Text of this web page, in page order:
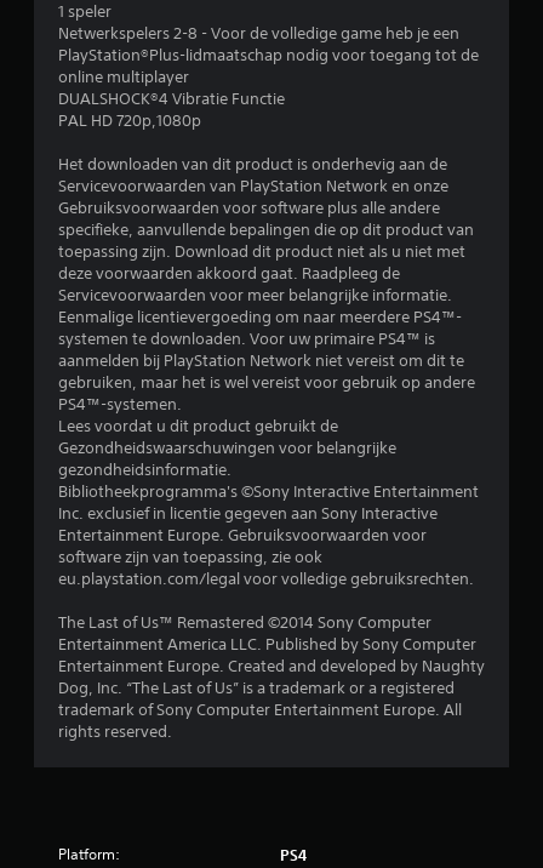
n
.
6
/
5
s
t
r
e
u
i
t
1 speler
Netwerkspelers 2-8 - Voor de volledige game heb je een
PlayStation®Plus-lidmaatschap nodig voor toegang tot de
online multiplayer
DUALSHOCK®4 Vibratie Functie
PAL HD 720p,1080p
Het downloaden van dit product is onderhevig aan de
Servicevoorwaarden van PlayStation Network en onze
Gebruiksvoorwaarden voor software plus alle andere
specifieke, aanvullende bepalingen die op dit product van
toepassing zijn. Download dit product niet als u niet met
deze voorwaarden akkoord gaat. Raadpleeg de
Servicevoorwaarden voor meer belangrijke informatie.
Eenmalige licentievergoeding om naar meerdere PS4™-
systemen te downloaden. Voor uw primaire PS4™ is
aanmelden bij PlayStation Network niet vereist om dit te
gebruiken, maar het is wel vereist voor gebruik op andere
PS4™-systemen.
Lees voordat u dit product gebruikt de
Gezondheidswaarschuwingen voor belangrijke
gezondheidsinformatie.
Bibliotheekprogramma's ©Sony Interactive Entertainment
Inc. exclusief in licentie gegeven aan Sony Interactive
Entertainment Europe. Gebruiksvoorwaarden voor
software zijn van toepassing, zie ook
eu.playstation.com/legal voor volledige gebruiksrechten.
The Last of Us™ Remastered ©2014 Sony Computer
Entertainment America LLC. Published by Sony Computer
Entertainment Europe. Created and developed by Naughty
Dog, Inc. “The Last of Us” is a trademark or a registered
trademark of Sony Computer Entertainment Europe. All
rights reserved.
Platform: PS4